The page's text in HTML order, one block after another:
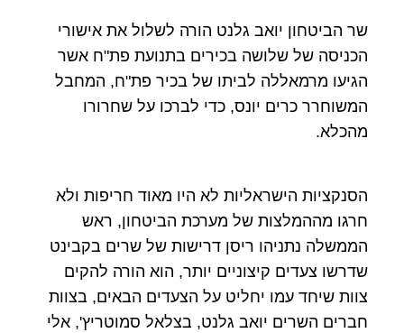
שר הביטחון יואב גלנט הורה לשלול את אישורי
הכניסה של שלושה בכירים בתנועת פת"ח אשר
הגיעו מרמאללה לביתו של בכיר פת"ח, המחבל
המשוחרר כרים יונס, כדי לברכו על שחרורו
מהכלא.
הסנקציות הישראליות לא היו מאוד חריפות ולא
חרגו מההמלצות של מערכת הביטחון, ראש
הממשלה נתניהו ריסן דרישות של שרים בקבינט
שדרשו צעדים קיצוניים יותר, הוא הורה להקים
צוות שיחד עמו יחליט על הצעדים הבאים, בצוות
חברים השרים יואב גלנט, בצלאל סמוטריץ', אלי